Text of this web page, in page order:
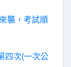
襲，考試順
四次(一次公